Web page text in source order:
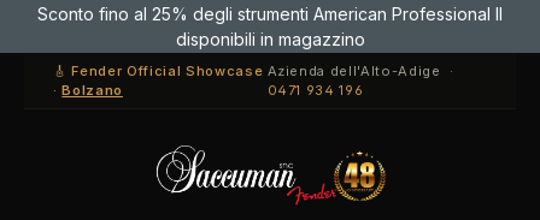
Passa al contenuto principale
Sconto fino al 25% degli strumenti American Professional II
disponibili in magazzino
Paga con Bonifico e risparmia il 3%! Usa il codice BONIFICO3 in
cassa
🎸 Fender Official Showcase
·Bolzano
Azienda dell'Alto-Adige ·
0471 934 196